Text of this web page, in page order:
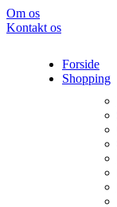
Om os
Kontakt os
Forside
Shopping